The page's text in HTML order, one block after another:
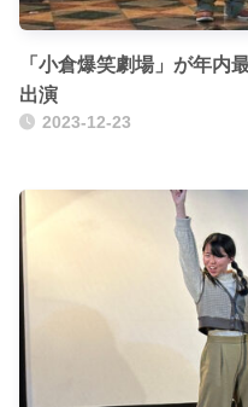
「小倉爆笑劇場」が年
出演
2023-12-23